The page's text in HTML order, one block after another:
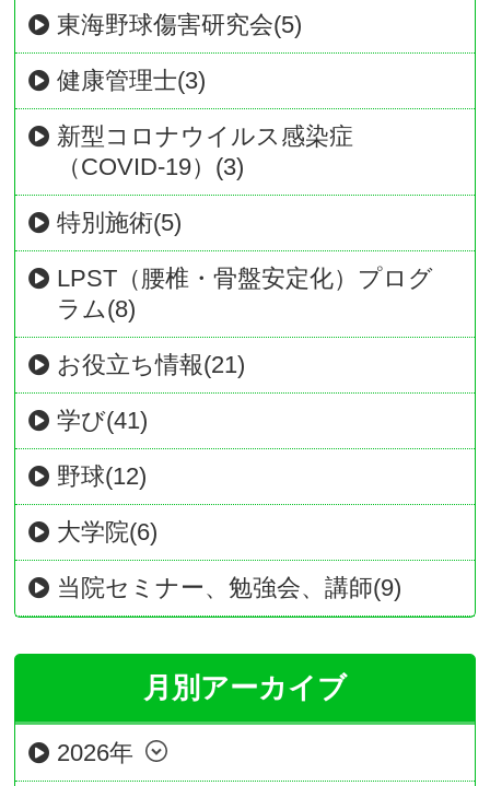
東海野球傷害研究会(5)
健康管理士(3)
新型コロナウイルス感染症
（COVID-19）(3)
特別施術(5)
LPST（腰椎・骨盤安定化）プログ
ラム(8)
お役立ち情報(21)
学び(41)
野球(12)
大学院(6)
当院セミナー、勉強会、講師(9)
月別アーカイブ
2026年